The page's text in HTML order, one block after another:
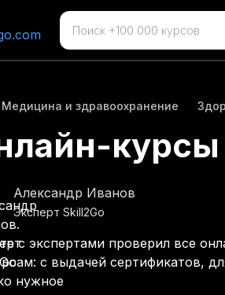
Медицина и здравоохранение
Александр Иванов
Эксперт Skill2Go
с экспертами проверил все
с выдачей сертификатов,
нужное